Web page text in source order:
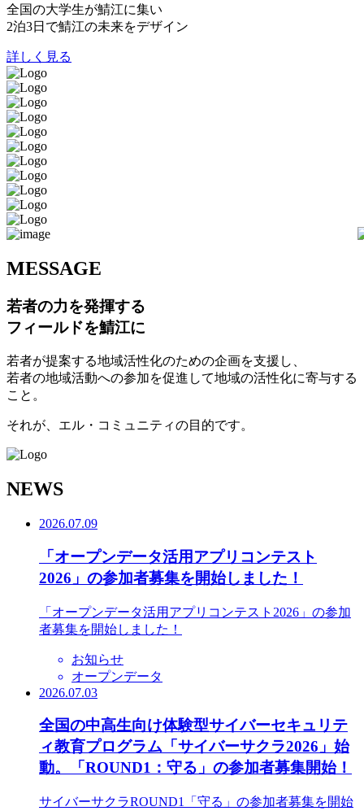
全国の大学生が鯖江に集い
2泊3日で鯖江の未来をデザイン
詳しく見る
MESSAGE
若者の力を発揮する
フィールドを鯖江に
若者が提案する地域活性化のための企画を支援し、
若者の地域活動への参加を促進して地域の活性化に寄与する
こと。
それが、エル・コミュニティの目的です。
NEWS
2026.07.09
「オープンデータ活用アプリコンテスト
2026」の参加者募集を開始しました！
「オープンデータ活用アプリコンテスト2026」の参加
者募集を開始しました！
お知らせ
オープンデータ
2026.07.03
全国の中高生向け体験型サイバーセキュリテ
ィ教育プログラム「サイバーサクラ2026」始
動。「ROUND1：守る」の参加者募集開始！
サイバーサクラROUND1「守る」の参加者募集を開始